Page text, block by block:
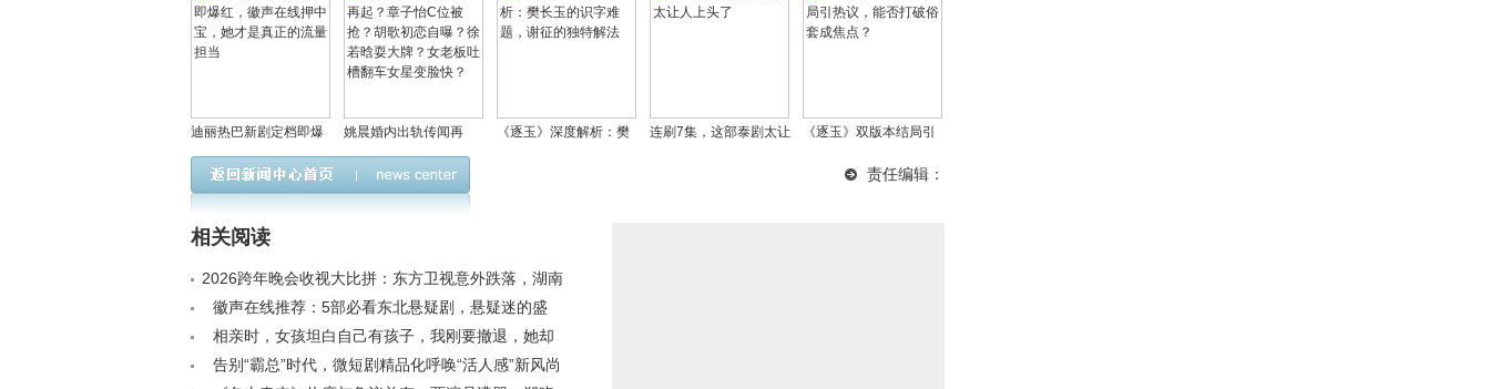
迪丽热巴新剧定档即爆
红，徽声在线押中宝，
她才是真正的流量担当
姚晨婚内出轨传闻再
起？章子怡C位被抢？
胡歌初恋自曝？徐若晗
《逐玉》深度解析：樊
连刷7集，这部泰剧太让
《逐玉》双版本结局引
责任编辑：
相关阅读
2026跨年晚会收视大比拼：东方卫视意外跌落，湖南
卫视逆袭第二，央视稳坐头把交椅< /a>
徽声在线推荐：5部必看东北悬疑剧，悬疑迷的盛
宴！< /a>
相亲时，女孩坦白自己有孩子，我刚要撤退，她却
指着邻桌：我弟！< /a>
告别“霸总”时代，微短剧精品化呼唤“活人感”新风尚